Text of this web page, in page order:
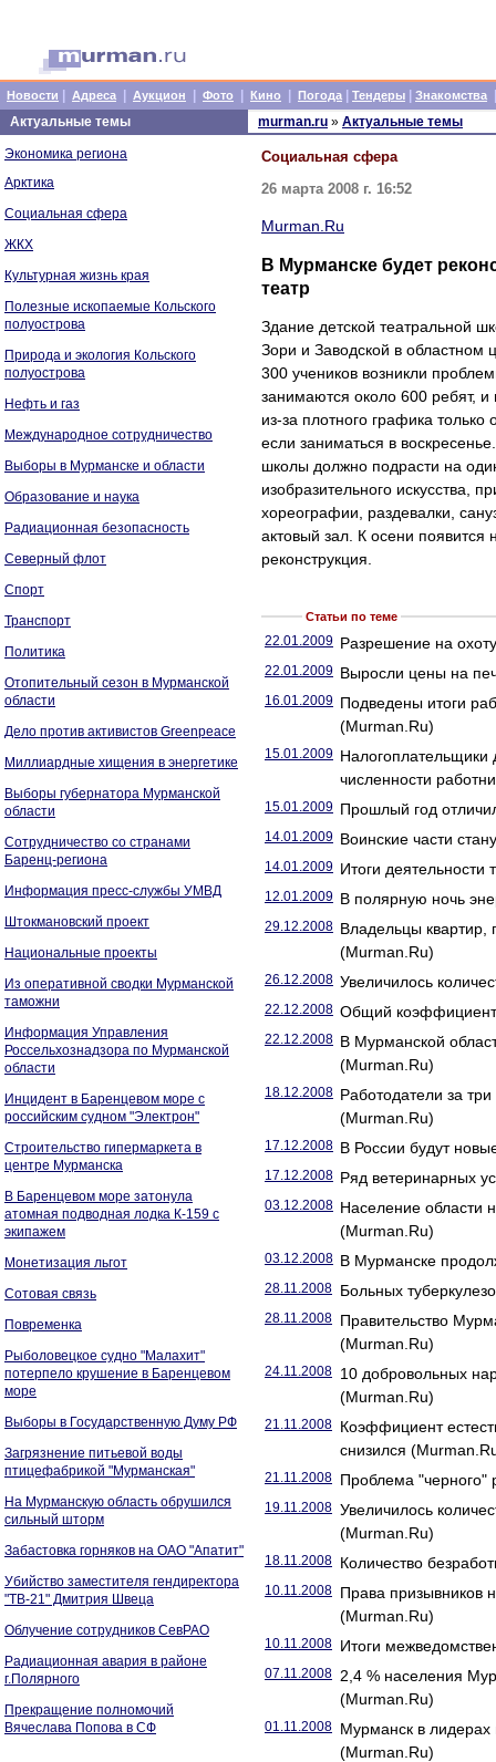
Новости Адреса Аукцион Фото Кино Погода Тендеры Знакомства
Актуальные темы
Экономика региона
Арктика
Социальная сфера
ЖКХ
Культурная жизнь края
Полезные ископаемые Кольского
полуострова
Природа и экология Кольского
полуострова
Нефть и газ
Международное сотрудничество
Выборы в Мурманске и области
Образование и наука
Радиационная безопасность
Северный флот
Спорт
Транспорт
Политика
Отопительный сезон в Мурманской
области
Дело против активистов Greenpeace
Миллиардные хищения в энергетике
Выборы губернатора Мурманской
области
Сотрудничество со странами
Баренц-региона
Информация пресс-службы УМВД
Штокмановский проект
Национальные проекты
Из оперативной сводки Мурманской
таможни
Информация Управления
Россельхознадзора по Мурманской
области
Инцидент в Баренцевом море с
российским судном "Электрон"
Строительство гипермаркета в
центре Мурманска
В Баренцевом море затонула
атомная подводная лодка К-159 с
экипажем
Монетизация льгот
Сотовая связь
Повременка
Рыболовецкое судно "Малахит"
потерпело крушение в Баренцевом
море
Выборы в Государственную Думу РФ
Загрязнение питьевой воды
птицефабрикой "Мурманская"
На Мурманскую область обрушился
сильный шторм
Забастовка горняков на ОАО "Апатит"
Убийство заместителя гендиректора
"ТВ-21" Дмитрия Швеца
Облучение сотрудников СевРАО
Радиационная авария в районе
г.Полярного
Прекращение полномочий
Вячеслава Попова в СФ
murman.ru » Актуальные темы
Социальная сфера
26 марта 2008 г. 16:52
Murman.Ru
В Мурманске будет
театр
Здание детской театральной
Зори и Заводской в областном
300 учеников возникли
занимаются около 600 ребят, и
из-за плотного графика
если заниматься в
школы должно подрасти на
изобразительного искусства,
хореографии, раздевалки,
актовый зал. К осени появится
реконструкция.
Статьи по теме
22.01.2009 Разрешение на
22.01.2009 Выросли цены на
16.01.2009 Подведены итоги
(Murman.Ru)
15.01.2009 Налогоплательщики
численности
15.01.2009 Прошлый год
14.01.2009 Воинские части
14.01.2009 Итоги деятельности
12.01.2009 В полярную ночь
29.12.2008 Владельцы квартир,
(Murman.Ru)
26.12.2008 Увеличилось
22.12.2008 Общий коэффициент
22.12.2008 В Мурманской
(Murman.Ru)
18.12.2008 Работодатели за
(Murman.Ru)
17.12.2008 В России будут
17.12.2008 Ряд ветеринарных
03.12.2008 Население области
(Murman.Ru)
03.12.2008 В Мурманске
28.11.2008 Больных
28.11.2008 Правительство
(Murman.Ru)
24.11.2008 10 добровольных
(Murman.Ru)
21.11.2008 Коэффициент
снизился
21.11.2008 Проблема "черного"
19.11.2008 Увеличилось
(Murman.Ru)
18.11.2008 Количество
10.11.2008 Права призывников
(Murman.Ru)
10.11.2008 Итоги
07.11.2008 2,4 % населения
(Murman.Ru)
01.11.2008 Мурманск в
(Murman.Ru)